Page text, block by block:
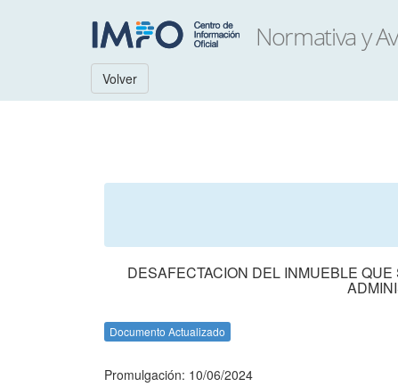
Volver
DESAFECTACION DEL INMUEBLE
Documento Actualizado
Promulgación: 10/06/2024